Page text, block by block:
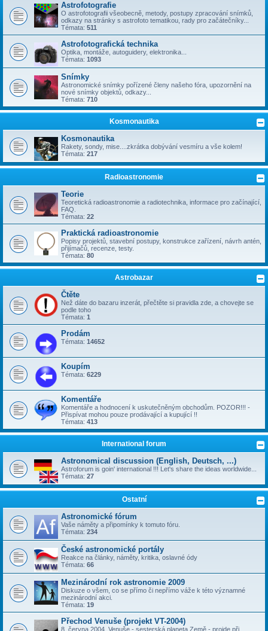
Astrofotografie
O astrofotografii všeobecně, metody, postupy zpracování snímků,
odkazy na stránky s astrofoto tematikou, rady pro začátečníky...
Témata: 511
Astrofotografická technika
Optika, montáže, autoguidery, elektronika...
Témata: 1093
Snímky
Astronomické snímky pořízené členy našeho fóra, upozornění na
nové snímky objektů, odkazy...
Témata: 710
Kosmonautika
Kosmonautika
Rakety, sondy, mise....zkrátka dobývání vesmíru a vše kolem!
Témata: 217
Radioastronomie
Teorie
Teoretická radioastronomie a radiotechnika, informace pro začínající,
FAQ.
Témata: 22
Praktická radioastronomie
Popisy projektů, stavební postupy, konstrukce zařízení, návrh antén,
přijímačů, recenze, testy.
Témata: 80
Astrobazar
Čtěte
Než dáte do bazaru inzerát, přečtěte si pravidla zde, a chovejte se
podle toho
Témata: 1
Prodám
Témata: 14652
Koupím
Témata: 6229
Komentáře
Komentáře a hodnocení k uskutečněným obchodům. POZOR!!! -
Přispívat mohou pouze prodávající a kupující !!
Témata: 413
International forum
Astronomical discussion (English, Deutsch, ...)
Astroforum is goin' international !!! Let's share the ideas worldwide...
Témata: 27
Ostatní
Astronomické fórum
Vaše náměty a připomínky k tomuto fóru.
Témata: 234
České astronomické portály
Reakce na články, náměty, kritika, oslavné ódy
Témata: 66
Mezinárodní rok astronomie 2009
Diskuze o všem, co se přímo či nepřímo váže k této významné
mezinárodní akci.
Témata: 19
Přechod Venuše (projekt VT-2004)
8. června 2004, Venuše - sesterská planeta Země - projde při